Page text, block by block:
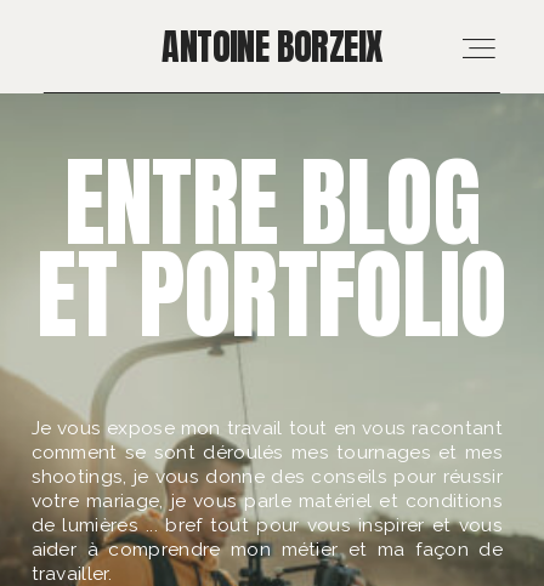
ANTOINE BORZEIX
ANTOINE BORZEIX
ACCUEIL
RÉALISATIONS
MARIAGE & FAMILLE
PROS & MÉDIAS
FORMATION
À PROPOS
ENTRE BLOG
ET PORTFOLIO
Je vous expose mon travail tout en vous racontant
comment se sont déroulés mes tournages et mes
shootings, je vous donne des conseils pour réussir
votre mariage, je vous parle matériel et conditions
de lumières ... bref tout pour vous inspirer et vous
aider à comprendre mon métier et ma façon de
travailler.